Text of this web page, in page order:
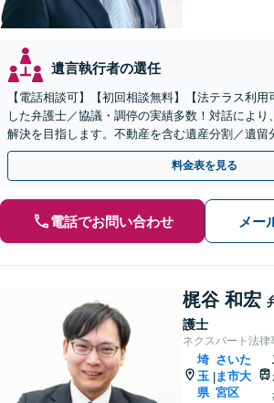
遺言執行者の選任
【電話相談可】【初回相談無料】【法テラス利
した弁護士／協議・調停の実績多数！対話により
解決を目指します。不動産を含む遺産分割／遺留
対策を全面的にサポート【完全個室】【大宮駅3
料金表を見る
電話でお問い合わせ メー
梶谷 和宏
護士
ネクスパート法
埼
玉
県
|
さいた
ま市大
宮区